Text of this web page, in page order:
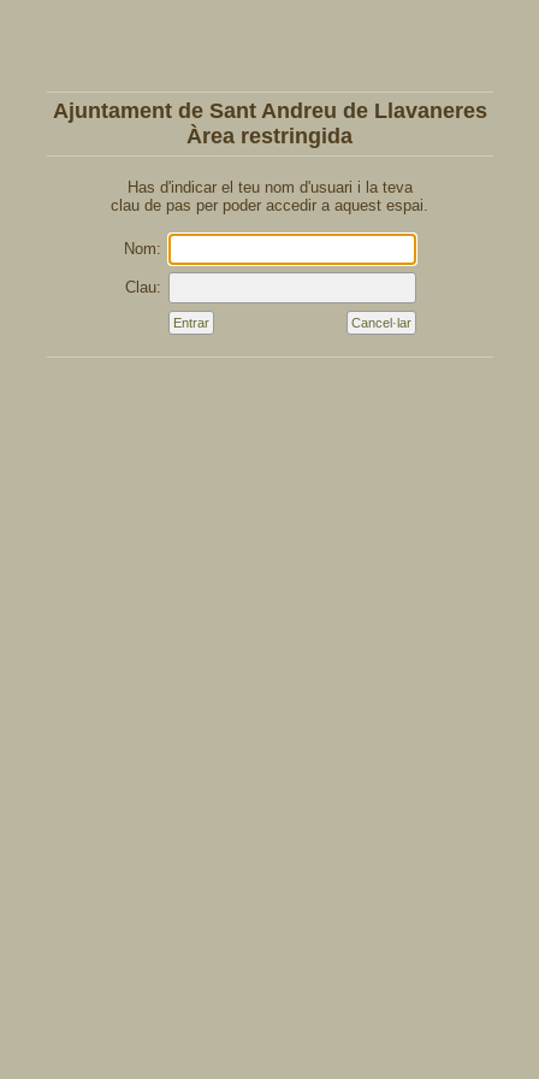
Ajuntament de Sant Andreu de Llavaneres
Àrea restringida
Has d'indicar el teu nom d'usuari i la teva
clau de pas per poder accedir a aquest espai.
Nom:
Clau: